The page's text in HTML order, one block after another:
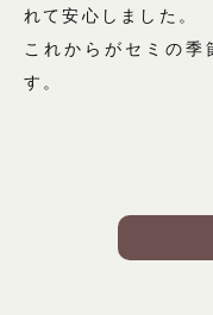
れて安心しました。
これからがセミの季
す。